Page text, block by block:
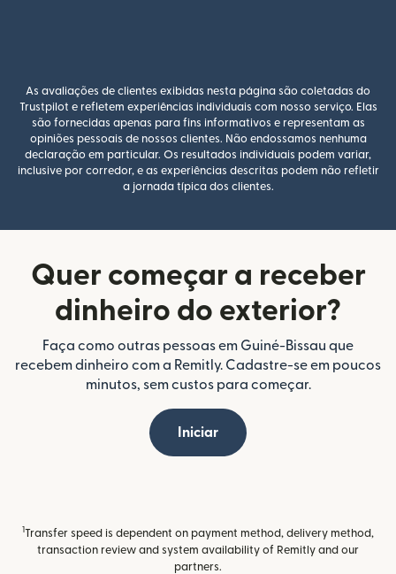
As avaliações de clientes exibidas nesta página são coletadas do
Trustpilot e refletem experiências individuais com nosso serviço. Elas
são fornecidas apenas para fins informativos e representam as
opiniões pessoais de nossos clientes. Não endossamos nenhuma
declaração em particular. Os resultados individuais podem variar,
inclusive por corredor, e as experiências descritas podem não refletir
a jornada típica dos clientes.
Quer começar a receber
dinheiro do exterior?
Faça como outras pessoas em Guiné-Bissau que
recebem dinheiro com a Remitly. Cadastre-se em poucos
minutos, sem custos para começar.
Iniciar
1
Transfer speed is dependent on payment method, delivery method,
transaction review and system availability of Remitly and our
partners.